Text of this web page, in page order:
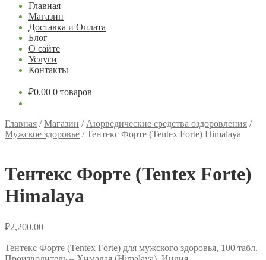
Главная
Магазин
Доставка и Оплата
Блог
О сайте
Услуги
Контакты
₽0.00 0 товаров
Главная /Магазин / Аюрведические средства оздоровления /
Мужское здоровье /Тентекс Форте (Tentex Forte) Himalaya
Тентекс Форте (Tentex Forte)
Himalaya
₽2,200.00
Тентекс Форте (Tentex Forte) для мужского здоровья, 100 табл.